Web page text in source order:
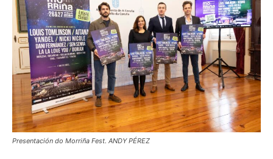
Presentación do Morriña Fest. ANDY PÉREZ